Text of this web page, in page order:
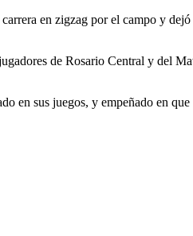
en zigzag por el campo y
de Rosario Central y del
en sus juegos, y empeñado en